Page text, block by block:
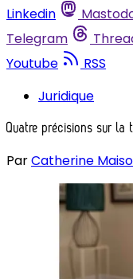
Linkedin
Telegram
Youtube
RSS
Juridique
Quatre précisions sur
ParCatherine